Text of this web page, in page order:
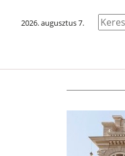
2026. augusztus 7.